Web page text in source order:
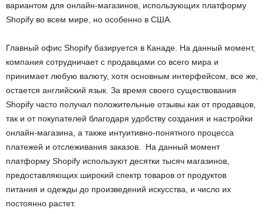
вариантом для онлайн-магазинов, использующих платформу
Shopify во всем мире, но особенно в США.
Главный офис Shopify базируется в Канаде. На данный момент,
компания сотрудничает с продавцами со всего мира и
принимает любую валюту, хотя основным интерфейсом, все же,
остается английский язык. За время своего существования
Shopify часто получал положительные отзывы как от продавцов,
так и от покупателей благодаря удобству создания и настройки
онлайн-магазина, а также интуитивно-понятного процесса
платежей и отслеживания заказов. На данный момент
платформу Shopify используют десятки тысяч магазинов,
предоставляющих широкий спектр товаров от продуктов
питания и одежды до произведений искусства, и число их
постоянно растет.